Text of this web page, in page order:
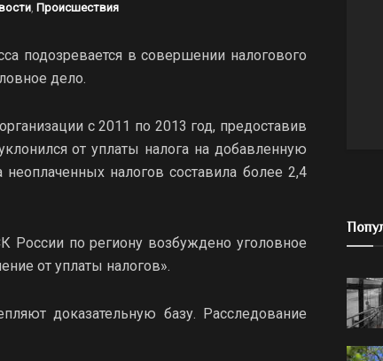
Происшествия
подозревается в совершении налогового
дело.
с 2011 по 2013 год, предоставив
от уплаты налога на добавленную
налогов составила более 2,4
России по региону возбуждено уголовное
от уплаты налогов».
доказательную базу. Расследование